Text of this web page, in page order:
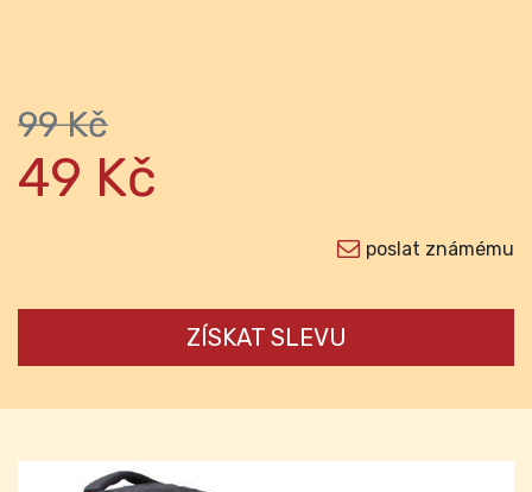
99 Kč
49 Kč
poslat známému
ZÍSKAT SLEVU